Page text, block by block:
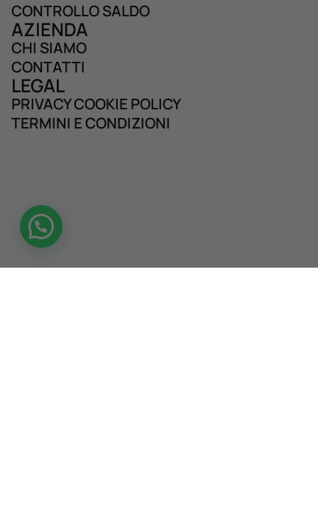
CONTROLLO SALDO
AZIENDA
CHI SIAMO
CONTATTI
LEGAL
PRIVACY COOKIE POLICY
TERMINI E CONDIZIONI